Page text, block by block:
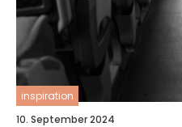
inspiration
10. September 2024